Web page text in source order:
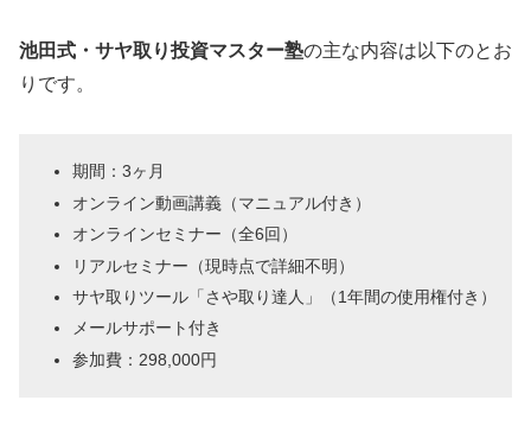
池田式・サヤ取り投資マスター塾の主な内容は以下のとお
りです。
期間：3ヶ月
オンライン動画講義（マニュアル付き）
オンラインセミナー（全6回）
リアルセミナー（現時点で詳細不明）
サヤ取りツール「さや取り達人」（1年間の使用権付き）
メールサポート付き
参加費：298,000円